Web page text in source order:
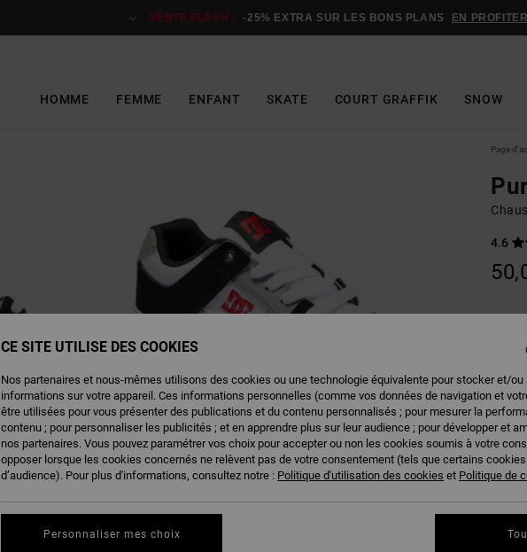
VENTE FLASH : -25% EXTRA SUR LES BONS PLANS EN PROFITER
HOMME FEMME ENFANT SKATE COURT GRAFFIK SNOW
Page
4.6
CE SITE UTILISE DES COOKIES
Nos partenaires et nous-mêmes utilisons des cookies ou une technologie équivalente pour stocker et/ou
informations sur votre appareil. Ces informations personnelles (comme vos données de navigation et
être utilisées pour vous présenter des publications et du contenu personnalisés ; pour mesurer la
contenu ; pour personnaliser les publicités ; et en apprendre plus sur leur audience ; pour développer et
nos partenaires. Vous pouvez paramétrer vos choix pour accepter ou non les cookies soumis à votre
opposer lorsque les cookies concernés ne relèvent pas de votre consentement (tels que certains
d’audience). Pour plus d'informations, consultez notre : Politique d'utilisation des cookies et Politique de
Personnaliser mes choix